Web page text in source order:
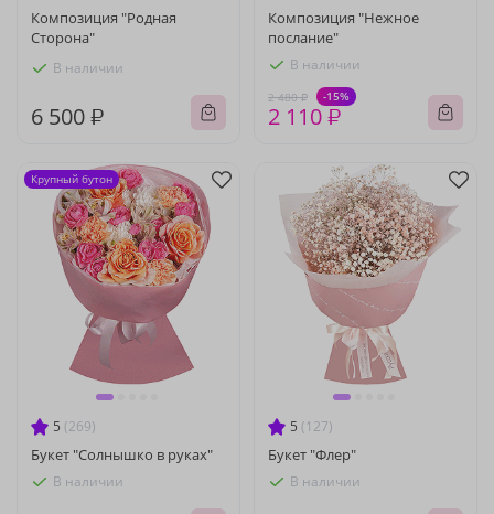
Композиция "Родная
Сторона"
В наличии
6 500 ₽
Композиция "Нежное
послание"
В наличии
2 480 ₽ -15%
2 110 ₽
5 (269)
Букет "Солнышко в руках"
В наличии
Крупный бутон
5 (127)
Букет "Флер"
В наличии